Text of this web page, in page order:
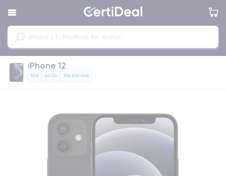
iPhone 12
Noir 64 Go Très bon état